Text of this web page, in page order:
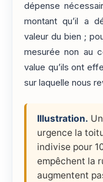
dépense
montant qu’il a
valeur du bien ;
mesurée non au
value qu’ils ont
sur laquelle nous
Illustration.
urgence la
indivise pour
empêchent la
augmentent